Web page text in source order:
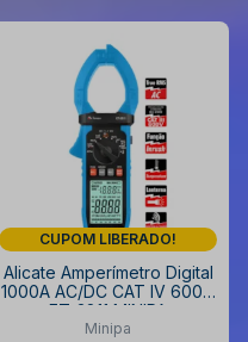
CUPOM LIBERADO!
Alicate Amperímetro Digital
1000A AC/DC CAT IV 600V
ET-3811 MINIPA
Minipa